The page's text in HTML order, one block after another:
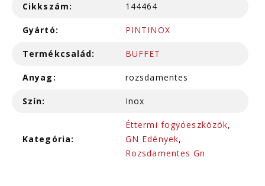
Cikkszám: 144464
Gyártó: PINTINOX
Termékcsalád: BUFFET
Anyag: rozsdamentes
Szín: Inox
Kategória:
Éttermi fogyóeszközök,
GN Edények,
Rozsdamentes Gn